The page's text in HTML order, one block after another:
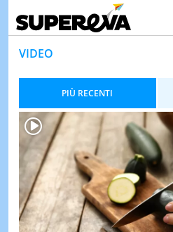
VIDEO
PIÙ RECENTI